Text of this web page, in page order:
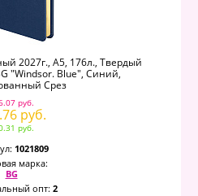
2027г., А5, 176л., Твердый
"Windsor. Blue", Синий,
Срез
руб.
руб.
руб.
1021809
марка:
BG
опт: 2